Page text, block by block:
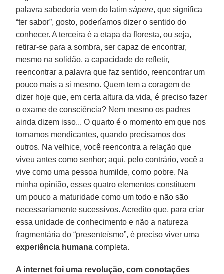
palavra sabedoria vem do latimsàpere, que significa
“ter sabor”, gosto, poderíamos dizer o sentido do
conhecer. A terceira é a etapa da floresta, ou seja,
retirar-se para a sombra, ser capaz de encontrar,
mesmo na solidão, a capacidade de refletir,
reencontrar a palavra que faz sentido, reencontrar um
pouco mais a si mesmo. Quem tem a coragem de
dizer hoje que, em certa altura da vida, é preciso fazer
o exame de consciência? Nem mesmo os padres
ainda dizem isso... O quarto é o momento em que nos
tornamos mendicantes, quando precisamos dos
outros. Na velhice, você reencontra a relação que
viveu antes como senhor; aqui, pelo contrário, você a
vive como uma pessoa humilde, como pobre. Na
minha opinião, esses quatro elementos constituem
um pouco a maturidade como um todo e não são
necessariamente sucessivos. Acredito que, para criar
essa unidade de conhecimento e não a natureza
fragmentária do “presenteísmo”, é preciso viver uma
experiência humana completa.
A internet foi uma revolução, com conotações